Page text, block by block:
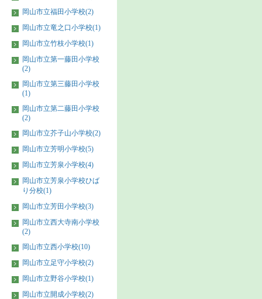
岡山市立福田小学校(2)
岡山市立竜之口小学校(1)
岡山市立竹枝小学校(1)
岡山市立第一藤田小学校
(2)
岡山市立第三藤田小学校
(1)
岡山市立第二藤田小学校
(2)
岡山市立芥子山小学校(2)
岡山市立芳明小学校(5)
岡山市立芳泉小学校(4)
岡山市立芳泉小学校ひば
り分校(1)
岡山市立芳田小学校(3)
岡山市立西大寺南小学校
(2)
岡山市立西小学校(10)
岡山市立足守小学校(2)
岡山市立野谷小学校(1)
岡山市立開成小学校(2)